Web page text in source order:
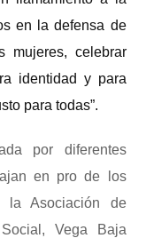
en la defensa de
mujeres, celebrar
identidad y para
para todas”.
por diferentes
en pro de los
la Asociación de
Vega Baja